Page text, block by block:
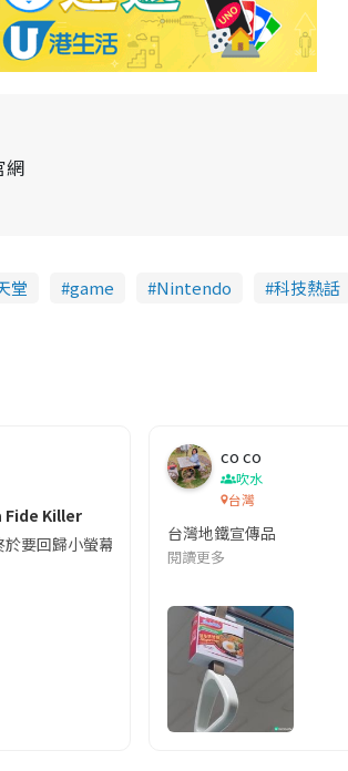
網
堂 game Nintendo 科技熱話
Fide Killer
要回歸小螢幕啦!這次的劇本改編自同名網絡
co co
吹水
台灣
台灣地鐵宣傳品
閱讀更多